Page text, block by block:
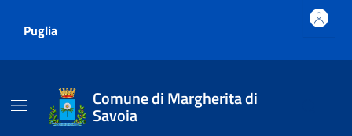
Puglia
Comune di Margherita di
Savoia